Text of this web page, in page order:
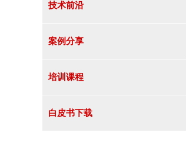
技术前沿
案例分享
培训课程
白皮书下载